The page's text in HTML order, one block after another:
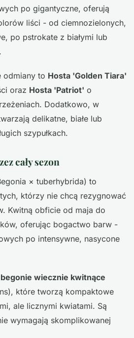
po gigantyczne, oferują
liści - od ciemnozielonych,
po pstrokate z białymi lub
odmiany to Hosta 'Golden Tiara'
oraz Hosta 'Patriot' o
Dodatkowo, w
delikatne, białe lub
szypułkach.
cały sezon
× tuberhybrida) to
którzy nie chcą rezygnować
Kwitną obficie od maja do
oferując bogactwo barw -
po intensywne, nasycone
begonie wiecznie kwitnące
które tworzą kompaktowe
ale licznymi kwiatami. Są
wymagają skomplikowanej